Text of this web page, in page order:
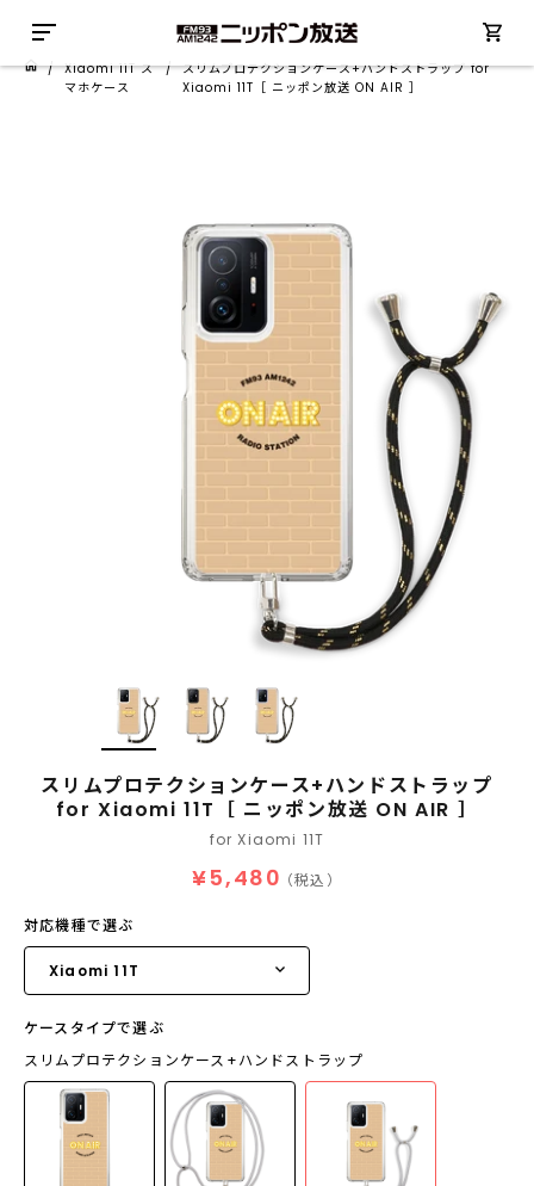
/Xiaomi 11T ス
マホケース
/スリムプロテクションケース+ハンドストラップ for
Xiaomi 11T［ ニッポン放送 ON AIR ］
スリムプロテクションケース+ハンドストラップ
for Xiaomi 11T［ ニッポン放送 ON AIR ］
for Xiaomi 11T
¥5,480 （税込）
対応機種で選ぶ
ケースタイプで選ぶ
スリムプロテクションケース+ハンドストラップ